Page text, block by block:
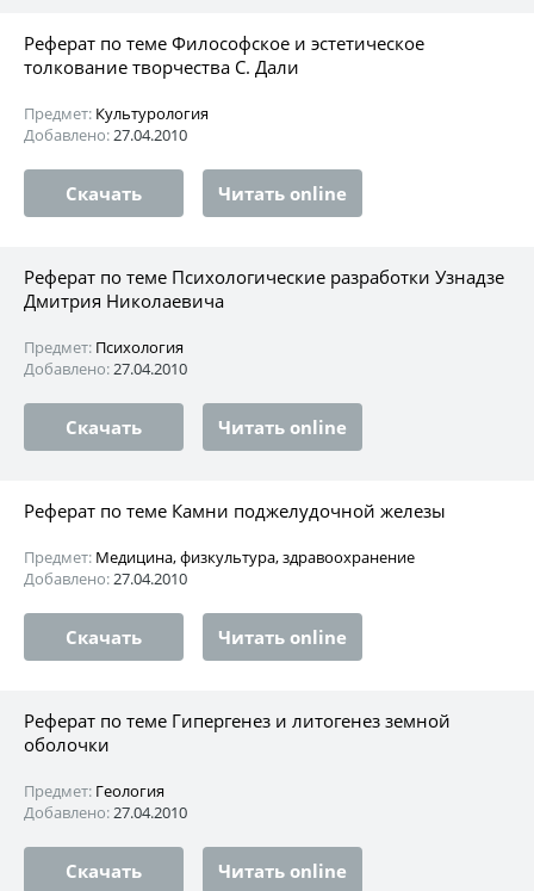
Реферат по теме Философское и эстетическое
толкование творчества С. Дали
Предмет: Культурология
Добавлено:27.04.2010
Скачать Читать online
Реферат по теме Психологические разработки Узнадзе
Дмитрия Николаевича
Предмет: Психология
Добавлено:27.04.2010
Скачать Читать online
Реферат по теме Камни поджелудочной железы
Предмет: Медицина, физкультура, здравоохранение
Добавлено:27.04.2010
Скачать Читать online
Реферат по теме Гипергенез и литогенез земной
оболочки
Предмет: Геология
Добавлено:27.04.2010
Скачать Читать online